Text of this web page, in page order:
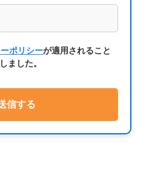
ポリシーが適用されること
ました。